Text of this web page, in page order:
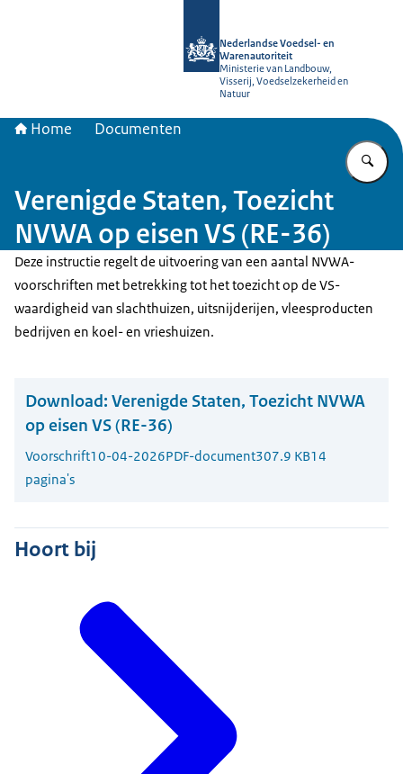
Nederlandse Voedsel- en
Warenautoriteit
Ministerie van Landbouw,
Visserij, Voedselzekerheid en
Natuur
Home Documenten
Verenigde Staten, Toezicht
NVWA op eisen VS (RE-36)
Deze instructie regelt de uitvoering van een aantal NVWA-
voorschriften met betrekking tot het toezicht op de VS-
waardigheid van slachthuizen, uitsnijderijen, vleesproducten
bedrijven en koel- en vrieshuizen.
Download: Verenigde Staten, Toezicht NVWA
op eisen VS (RE-36)
Voorschrift10-04-2026PDF-document307.9 KB14
pagina's
Hoort bij